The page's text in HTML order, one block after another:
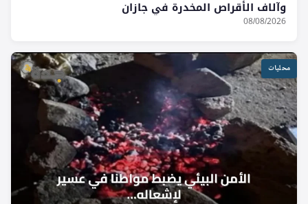
وآلاف الأقراص المخدرة في جازان
08/08/2026
محليات